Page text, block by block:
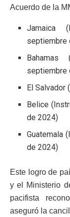
Acuerdo de la
Jamaica
septiembre
septiembre
El Salvador
Belice
de 2024)
Guatemala
de 2024)
Este logro de
y el Ministerio
pacifista
aseguró la